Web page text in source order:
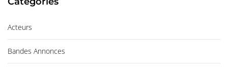
h
v
e
s
Acteurs
Bandes Annonces